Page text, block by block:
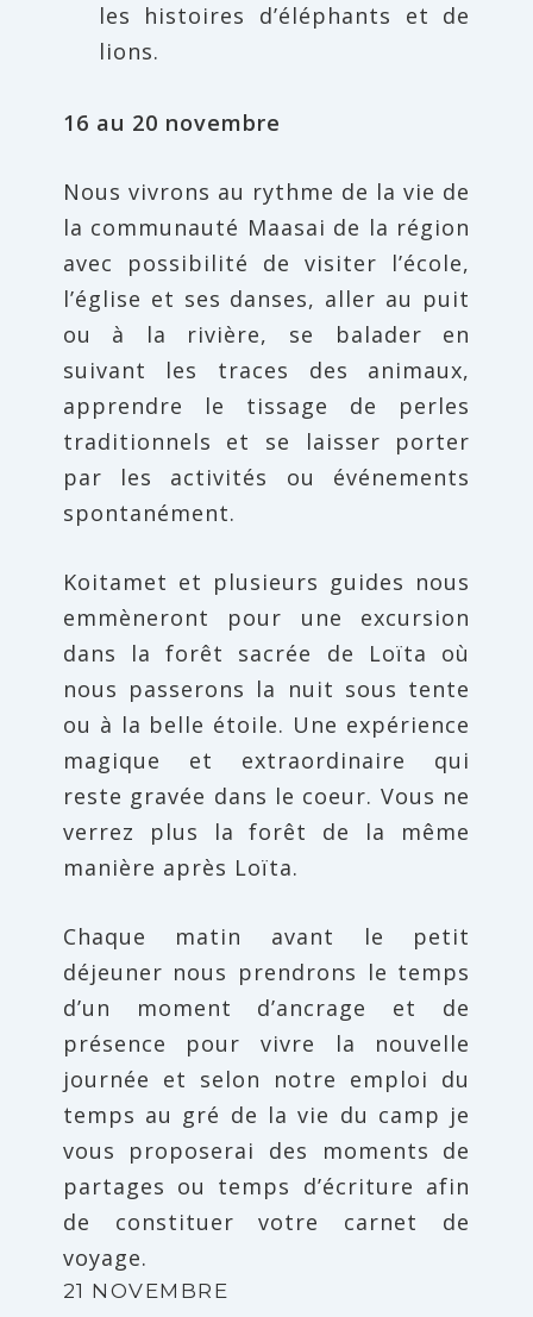
les histoires d’éléphants et de
lions.
16 au 20 novembre
Nous vivrons au rythme de la vie de
la communauté Maasai de la région
avec possibilité de visiter l’école,
l’église et ses danses, aller au puit
ou à la rivière, se balader en
suivant les traces des animaux,
apprendre le tissage de perles
traditionnels et se laisser porter
par les activités ou événements
spontanément.
Koitamet et plusieurs guides nous
emmèneront pour une excursion
dans la forêt sacrée de Loïta où
nous passerons la nuit sous tente
ou à la belle étoile. Une expérience
magique et extraordinaire qui
reste gravée dans le coeur. Vous ne
verrez plus la forêt de la même
manière après Loïta.
Chaque matin avant le petit
déjeuner nous prendrons le temps
d’un moment d’ancrage et de
présence pour vivre la nouvelle
journée et selon notre emploi du
temps au gré de la vie du camp je
vous proposerai des moments de
partages ou temps d’écriture afin
de constituer votre carnet de
voyage.
21 NOVEMBRE